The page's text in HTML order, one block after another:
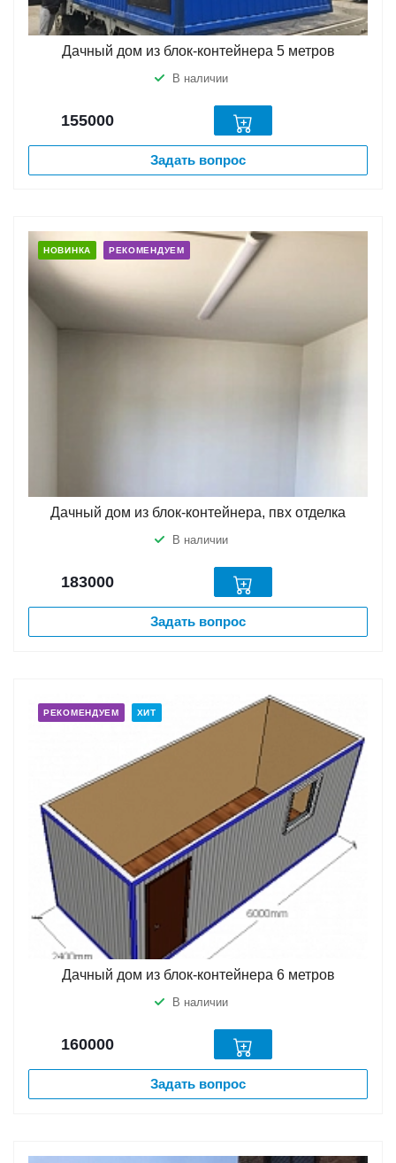
Дачный дом из блок-контейнера 5 метров
В наличии
155000
Задать вопрос
НОВИНКА РЕКОМЕНДУЕМ
Дачный дом из блок-контейнера, пвх отделка
В наличии
183000
Задать вопрос
РЕКОМЕНДУЕМ ХИТ
Дачный дом из блок-контейнера 6 метров
В наличии
160000
Задать вопрос